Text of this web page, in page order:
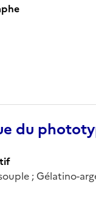
du
; Gélatino-